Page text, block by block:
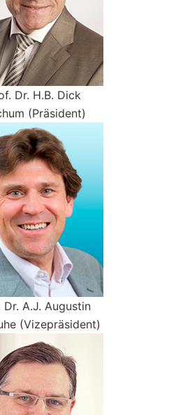
Dr. H.B. Dick
(Präsident)
Dr. A.J. Augustin
(Vizepräsident)